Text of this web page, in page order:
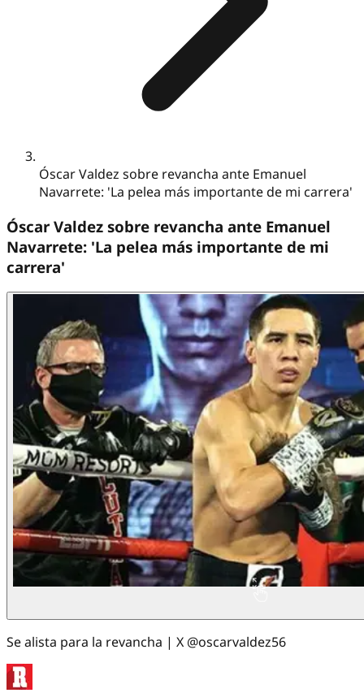
Óscar Valdez sobre revancha ante Emanuel
Navarrete: 'La pelea más importante de mi carrera'
Óscar Valdez sobre revancha ante Emanuel
Navarrete: 'La pelea más importante de mi
carrera'
Se alista para la revancha | X @oscarvaldez56